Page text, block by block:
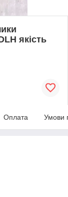
якість
Оплата Умови